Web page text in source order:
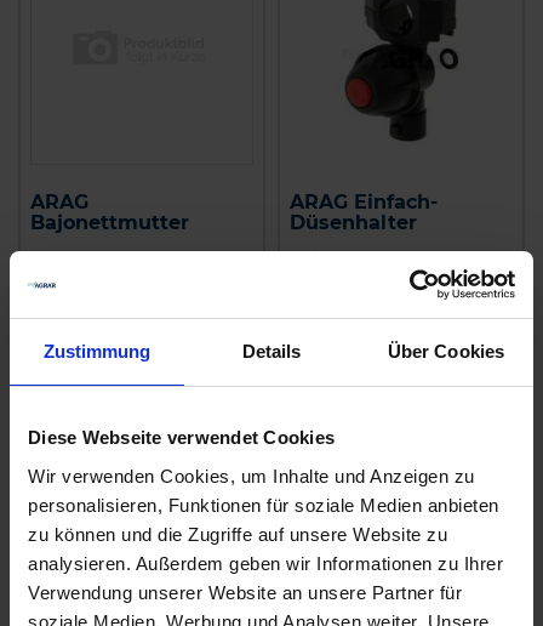
Zustimmung Details Über Cookies
Diese Webseite verwendet Cookies
Wir verwenden Cookies, um Inhalte und Anzeigen zu
personalisieren, Funktionen für soziale Medien anbieten
zu können und die Zugriffe auf unsere Website zu
analysieren. Außerdem geben wir Informationen zu Ihrer
Verwendung unserer Website an unsere Partner für
soziale Medien, Werbung und Analysen weiter. Unsere
ARAG
Bajonettmutter
zzgl. MwSt.
1,88 € / St
ZUM PRODUKT
ARAG Einfach-
Düsenhalter
zzgl. MwSt.
IN DEN
WARENKORB
Ähnliche Produkte